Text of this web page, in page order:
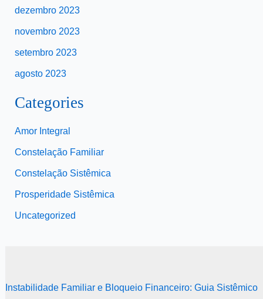
dezembro 2023
novembro 2023
setembro 2023
agosto 2023
Categories
Amor Integral
Constelação Familiar
Constelação Sistêmica
Prosperidade Sistêmica
Uncategorized
Instabilidade Familiar e Bloqueio Financeiro: Guia Sistêmico